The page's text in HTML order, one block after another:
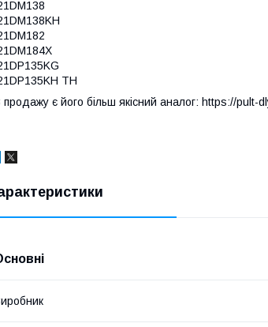
TH
продажу є його більш якісний аналог: https://